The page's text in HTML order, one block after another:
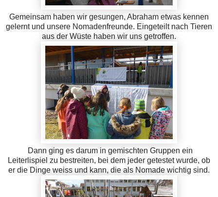
Gemeinsam haben wir gesungen, Abraham etwas kennen
gelernt und unsere Nomadenfreunde. Eingeteilt nach Tieren
aus der Wüste haben wir uns getroffen.
Dann ging es darum in gemischten Gruppen ein
Leiterlispiel zu bestreiten, bei dem jeder getestet wurde, ob
er die Dinge weiss und kann, die als Nomade wichtig sind.